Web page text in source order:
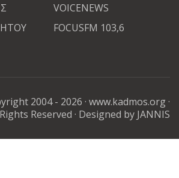
VOICENEWS
FOCUSFM 103,6
2004 - 2026 · www.kadmos.org·
Reserved · Designed by JANNIS